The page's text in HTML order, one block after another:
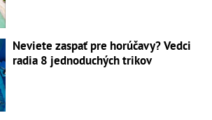
Neviete zaspať pre horúčavy? Vedci
radia 8 jednoduchých trikov